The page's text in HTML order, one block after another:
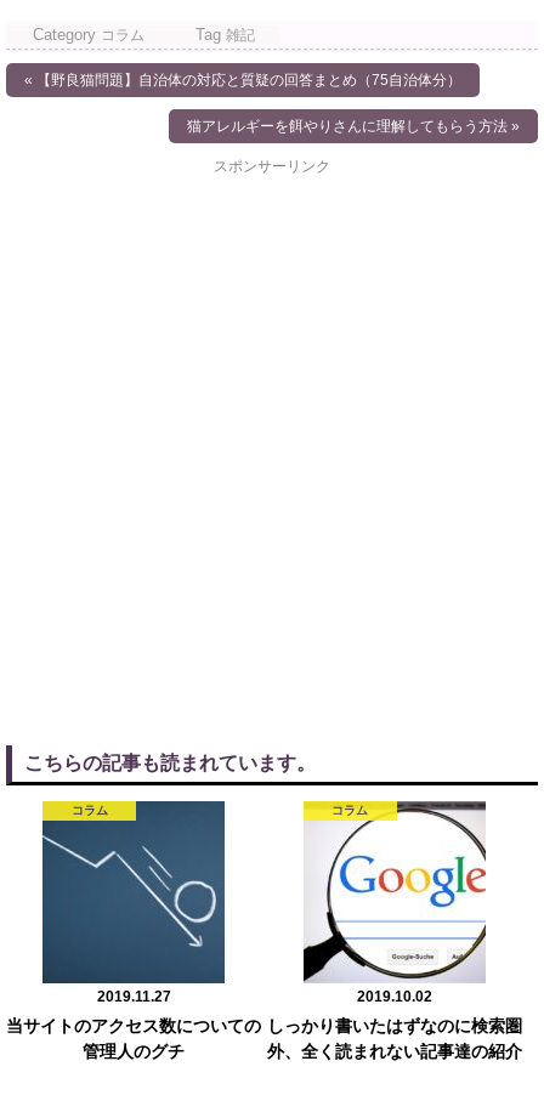
tt
er
c
e
b
o
o
n
a
et
Category コラム Tag 雑記
投
« 【野良猫問題】自治体の対応と質疑の回答まとめ（75自治体分）
猫アレルギーを餌やりさんに理解してもらう方法 »
スポンサーリンク
こちらの記事も読まれています。
コラム
2019.11.27
当サイトのアクセス数についての
管理人のグチ
コラム
2019.10.02
しっかり書いたはずなのに検索圏
外、全く読まれない記事達の紹介